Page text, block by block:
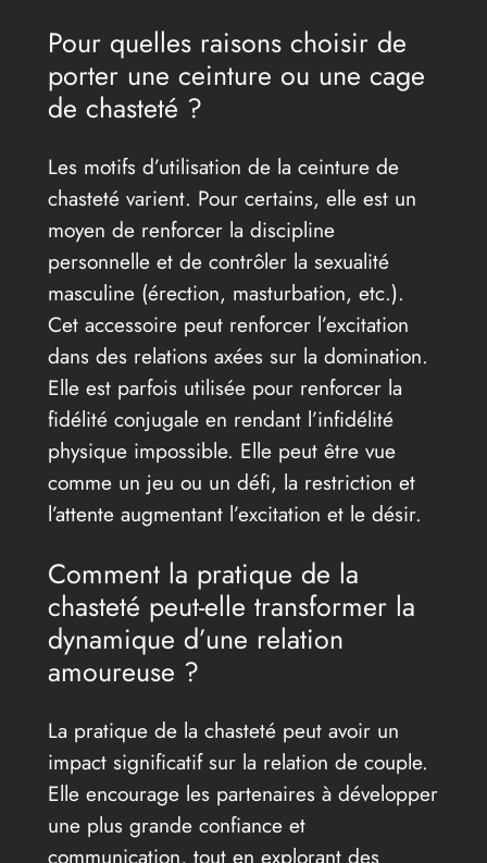
Pour quelles raisons choisir de
porter une ceinture ou une cage
de chasteté ?
Les motifs d’utilisation de la ceinture de
chasteté varient. Pour certains, elle est un
moyen de renforcer la discipline
personnelle et de contrôler la sexualité
masculine (érection, masturbation, etc.).
Cet accessoire peut renforcer l’excitation
dans des relations axées sur la domination.
Elle est parfois utilisée pour renforcer la
fidélité conjugale en rendant l’infidélité
physique impossible. Elle peut être vue
comme un jeu ou un défi, la restriction et
l’attente augmentant l’excitation et le désir.
Comment la pratique de la
chasteté peut-elle transformer la
dynamique d’une relation
amoureuse ?
La pratique de la chasteté peut avoir un
impact significatif sur la relation de couple.
Elle encourage les partenaires à développer
une plus grande confiance et
communication, tout en explorant des